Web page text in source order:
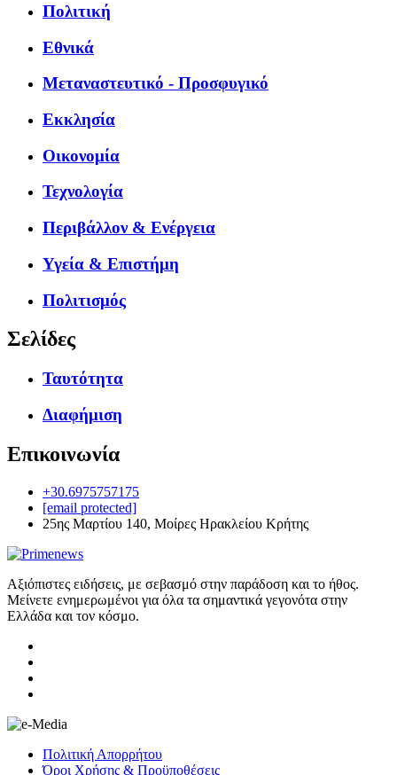
Πολιτική
Εθνικά
Μεταναστευτικό - Προσφυγικό
Εκκλησία
Οικονομία
Τεχνολογία
Περιβάλλον & Ενέργεια
Υγεία & Επιστήμη
Πολιτισμός
Σελίδες
Ταυτότητα
Διαφήμιση
Επικοινωνία
+30.6975757175
[email protected]
25ης Μαρτίου 140, Μοίρες Ηρακλείου Κρήτης
Αξιόπιστες ειδήσεις, με σεβασμό στην παράδοση και το ήθος.
Μείνετε ενημερωμένοι για όλα τα σημαντικά γεγονότα στην
Ελλάδα και τον κόσμο.
Πολιτική Απορρήτου
Όροι Χρήσης & Προϋποθέσεις